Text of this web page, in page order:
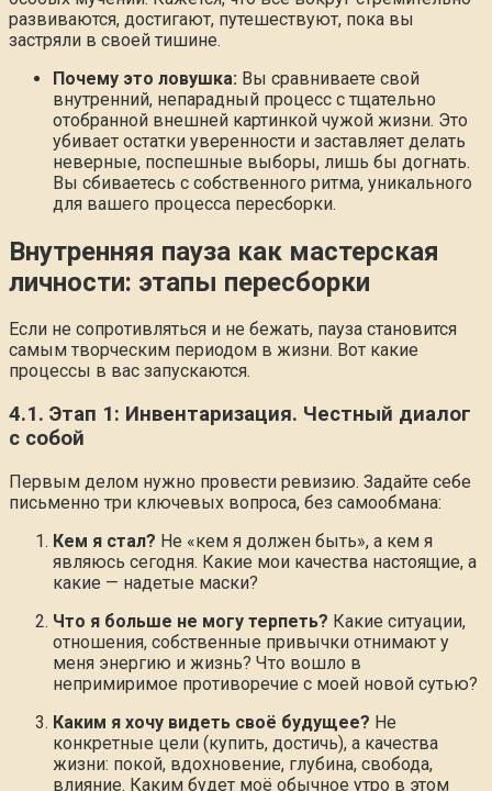
развиваются, достигают, путешествуют, пока вы
застряли в своей тишине.
Почему это ловушка: Вы сравниваете свой
внутренний, непарадный процесс с тщательно
отобранной внешней картинкой чужой жизни. Это
убивает остатки уверенности и заставляет делать
неверные, поспешные выборы, лишь бы догнать.
Вы сбиваетесь с собственного ритма, уникального
для вашего процесса пересборки.
Внутренняя пауза как мастерская
личности: этапы пересборки
Если не сопротивляться и не бежать, пауза становится
самым творческим периодом в жизни. Вот какие
процессы в вас запускаются.
4.1. Этап 1: Инвентаризация. Честный диалог
с собой
Первым делом нужно провести ревизию. Задайте себе
письменно три ключевых вопроса, без самообмана:
Кем я стал? Не «кем я должен быть», а кем я
являюсь сегодня. Какие мои качества настоящие, а
какие — надетые маски?
Что я больше не могу терпеть? Какие ситуации,
отношения, собственные привычки отнимают у
меня энергию и жизнь? Что вошло в
непримиримое противоречие с моей новой сутью?
Каким я хочу видеть своё будущее? Не
конкретные цели (купить, достичь), а качества
жизни: покой, вдохновение, глубина, свобода,
влияние. Каким будет моё обычное утро в этом